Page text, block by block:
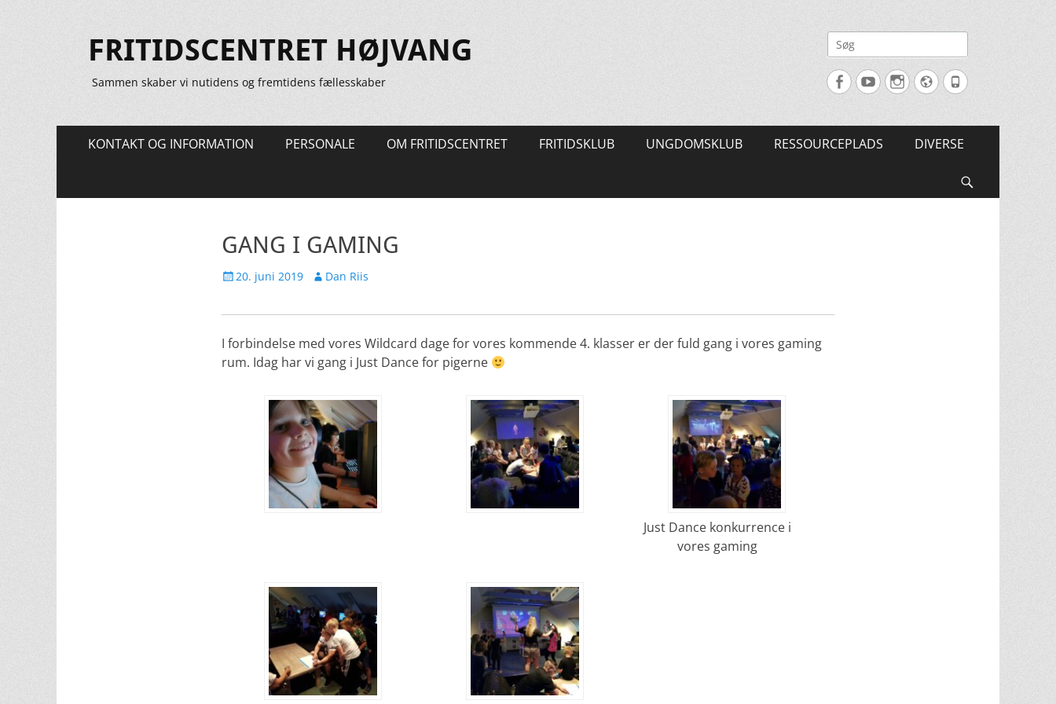
FRITIDSCENTRET HØJVANG
Sammen skaber vi nutidens og fremtidens fællesskaber
Søg
efter:
FacebookYouTubeInstagram
Website
Tlf.
Primær
KONTAKT OG INFORMATION PERSONALE OM FRITIDSCENTRET FRITIDSKLUB UNGDOMSKLUB RESSOURCEPLADS DIVERSE
GANG I GAMING
Udgivet
20. juni 2019 Forfatter
Dan Riis
I forbindelse med vores Wildcard dage for vores kommende 4. klasser er der fuld gang i vores gaming
rum. Idag har vi gang i Just Dance for pigerne
Just Dance konkurrence i
vores gaming